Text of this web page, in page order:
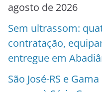
agosto de 2026
Sem ultrassom:
contratação,
entregue em
São José-RS e